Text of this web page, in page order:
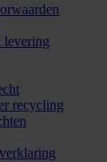
levering
recycling